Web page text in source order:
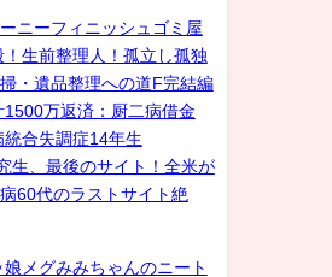
ニーフィニッシュゴミ屋
生前整理人！孤立し孤独
・遺品整理への道F完結編
1500万返済：厨二病借金
合失調症14年生
生、最後のサイト！全米が
60代のラストサイト絶
メグみみちゃんのニート